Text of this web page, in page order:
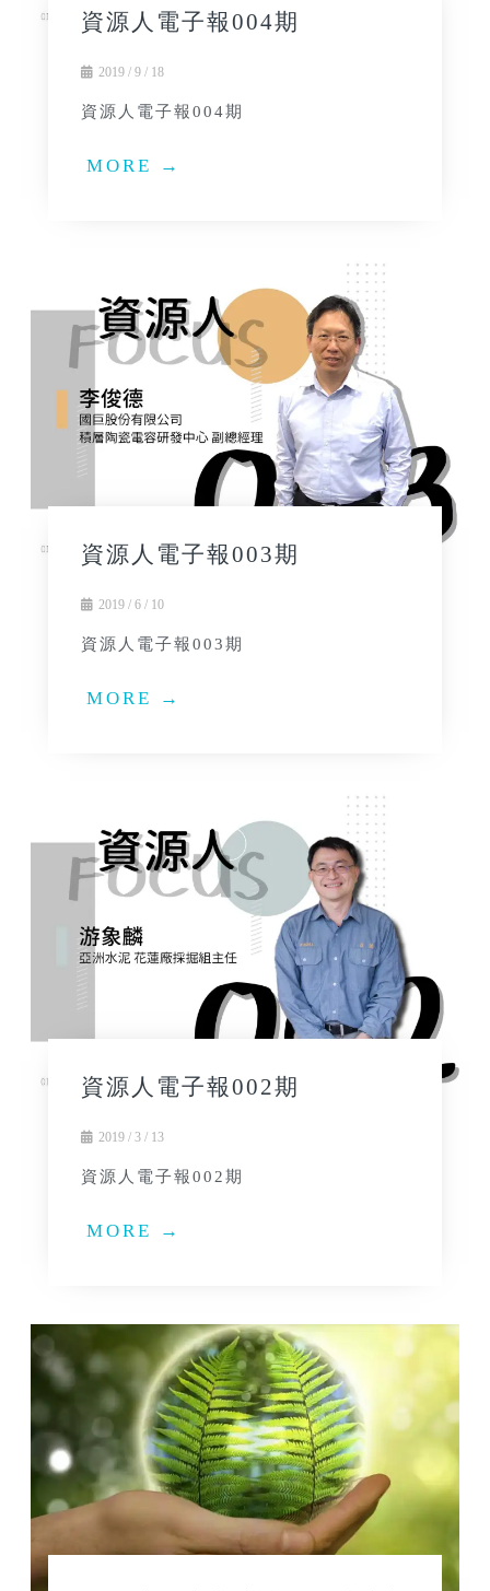
資源人電子報004期
2019 / 9 / 18
資源人電子報004期
MORE →
資源人電子報003期
2019 / 6 / 10
資源人電子報003期
MORE →
資源人電子報002期
2019 / 3 / 13
資源人電子報002期
MORE →